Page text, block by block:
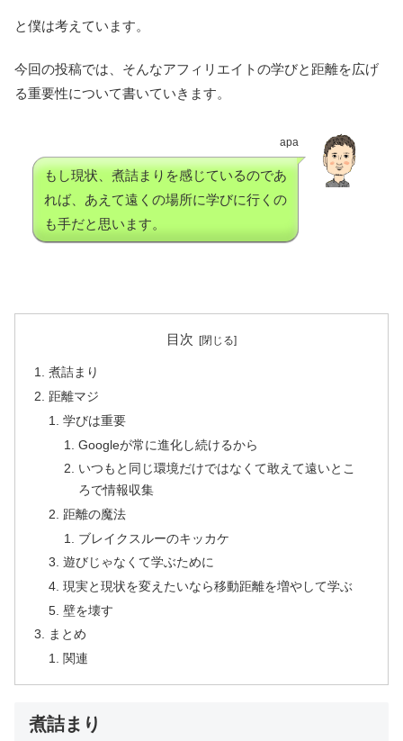
と僕は考えています。
今回の投稿では、そんなアフィリエイトの学びと距離を広げ
る重要性について書いていきます。
apa
もし現状、煮詰まりを感じているのであ
れば、あえて遠くの場所に学びに行くの
も手だと思います。
目次
煮詰まり
距離マジ
学びは重要
Googleが常に進化し続けるから
いつもと同じ環境だけではなくて敢えて遠いとこ
ろで情報収集
距離の魔法
ブレイクスルーのキッカケ
遊びじゃなくて学ぶために
現実と現状を変えたいなら移動距離を増やして学ぶ
壁を壊す
まとめ
関連
煮詰まり